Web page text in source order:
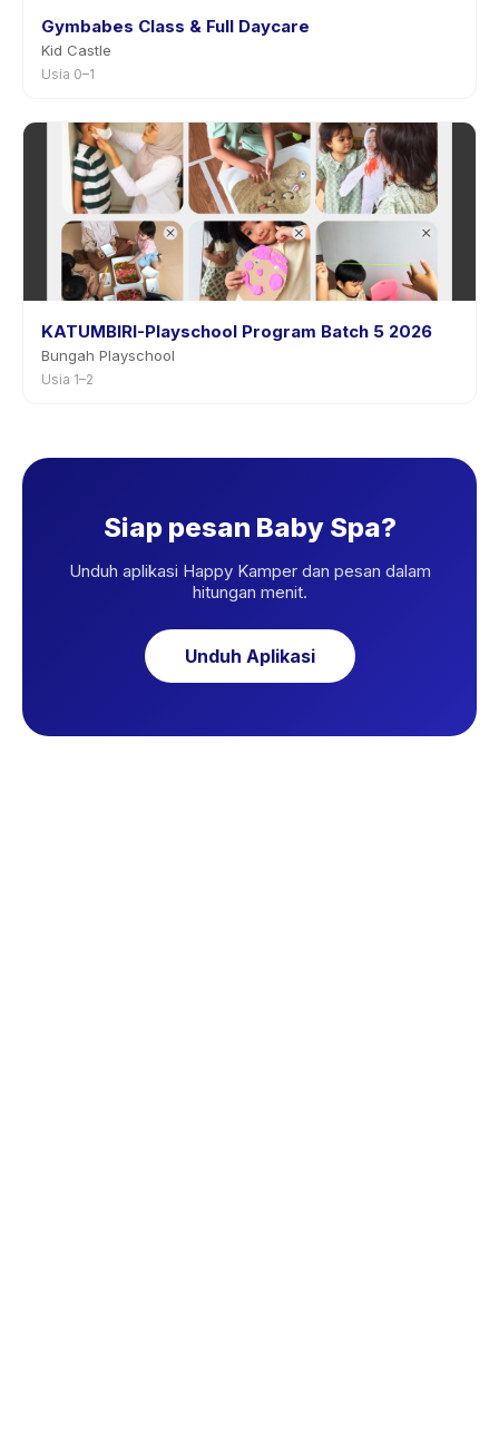
Gymbabes Class & Full Daycare
Kid Castle
Usia 0–1
KATUMBIRI-Playschool Program Batch 5 2026
Bungah Playschool
Usia 1–2
Siap pesan Baby Spa?
Unduh aplikasi Happy Kamper dan pesan dalam
hitungan menit.
Unduh Aplikasi